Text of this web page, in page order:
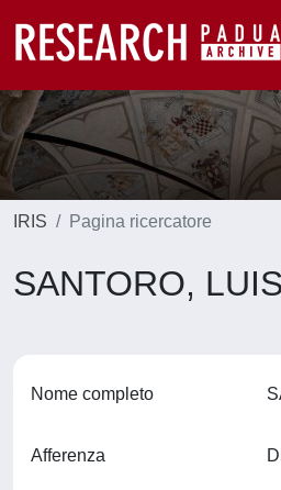
IRIS Pagina ricercatore
SANTORO,
Nome completo
Afferenza